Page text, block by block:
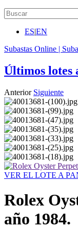
ES|EN
Subastas Online |
Últimos lotes
Anterior Siguiente
VER EL LOTE A
Rolex
año 1984.